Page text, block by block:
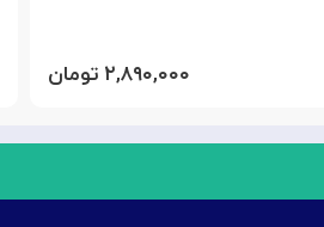
۲,۸۹۰,۰۰۰ تومان